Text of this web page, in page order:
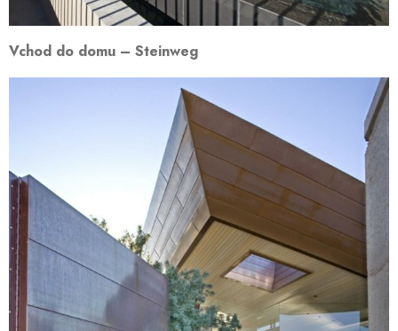
Vchod do domu – Steinweg